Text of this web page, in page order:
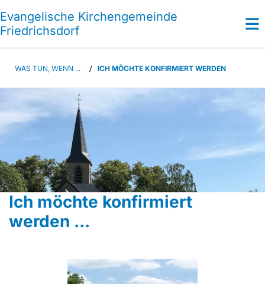
Evangelische Kirchengemeinde
Friedrichsdorf
WAS TUN, WENN ... / ICH MÖCHTE KONFIRMIERT WERDEN
Ich möchte konfirmiert
werden ...